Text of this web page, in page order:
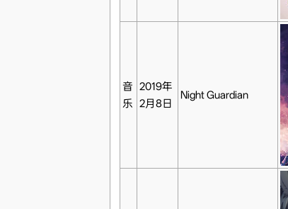
音
乐
2019年
2月8日
Night Guardian